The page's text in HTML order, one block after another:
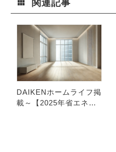
関連記事
DAIKENホームライフ掲
載～【2025年省エネ基